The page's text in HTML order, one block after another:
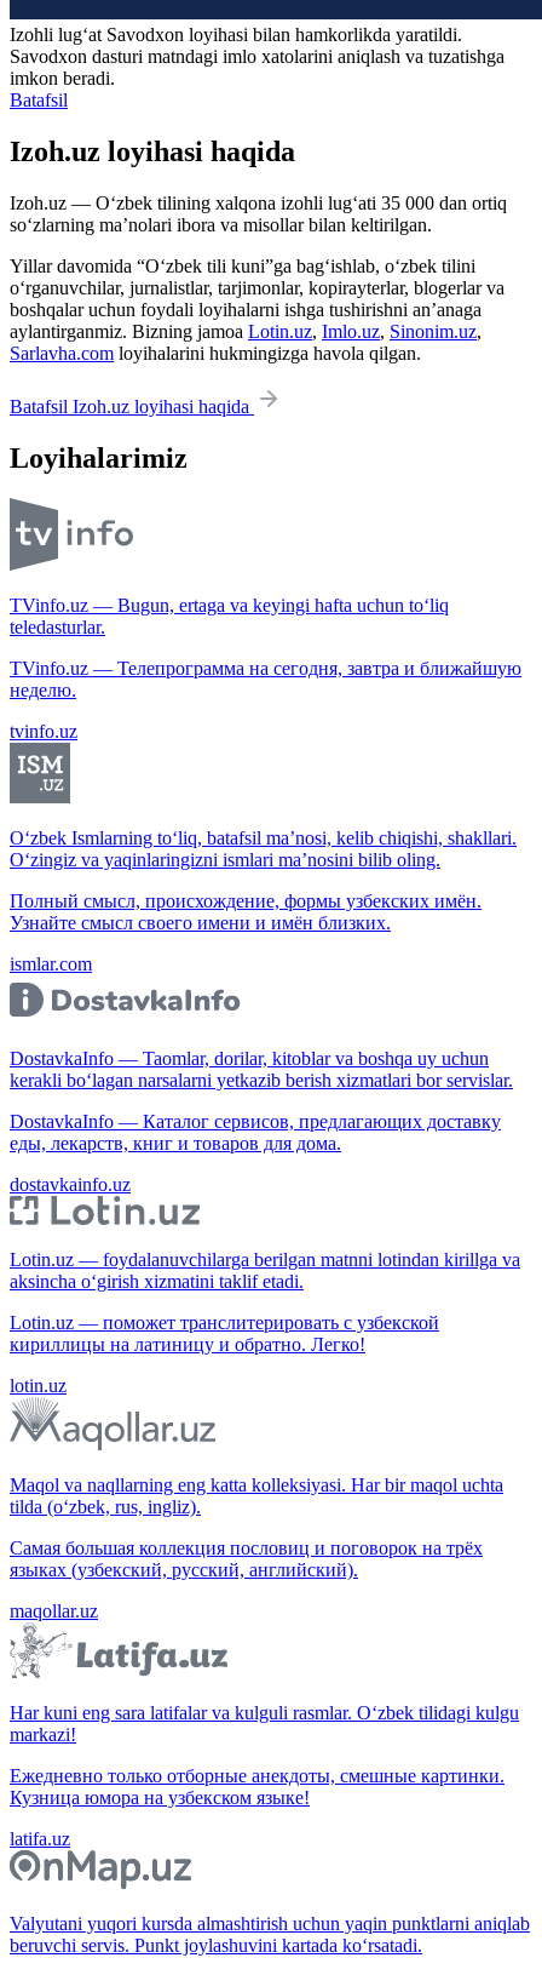
Izohli lugʻat Savodxon loyihasi bilan hamkorlikda yaratildi.
Savodxon dasturi matndagi imlo xatolarini aniqlash va tuzatishga
imkon beradi.
Batafsil
Izoh.uz loyihasi haqida
Izoh.uz — O‘zbek tilining xalqona izohli lug‘ati 35 000 dan ortiq
so‘zlarning ma’nolari ibora va misollar bilan keltirilgan.
Yillar davomida “O‘zbek tili kuni”ga bag‘ishlab, o‘zbek tilini
o‘rganuvchilar, jurnalistlar, tarjimonlar, kopirayterlar, blogerlar va
boshqalar uchun foydali loyihalarni ishga tushirishni an’anaga
aylantirganmiz. Bizning jamoa Lotin.uz, Imlo.uz, Sinonim.uz,
Sarlavha.com loyihalarini hukmingizga havola qilgan.
Batafsil Izoh.uz loyihasi haqida
Loyihalarimiz
TVinfo.uz — Bugun, ertaga va keyingi hafta uchun to‘liq
teledasturlar.
TVinfo.uz — Телепрограмма на сегодня, завтра и ближайшую
неделю.
tvinfo.uz
O‘zbek Ismlarning to‘liq, batafsil ma’nosi, kelib chiqishi, shakllari.
O‘zingiz va yaqinlaringizni ismlari ma’nosini bilib oling.
Полный смысл, происхождение, формы узбекских имён.
Узнайте смысл своего имени и имён близких.
ismlar.com
DostavkaInfo — Taomlar, dorilar, kitoblar va boshqa uy uchun
kerakli bo‘lagan narsalarni yetkazib berish xizmatlari bor servislar.
DostavkaInfo — Каталог сервисов, предлагающих доставку
еды, лекарств, книг и товаров для дома.
dostavkainfo.uz
Lotin.uz — foydalanuvchilarga berilgan matnni lotindan kirillga va
aksincha o‘girish xizmatini taklif etadi.
Lotin.uz — поможет транслитерировать с узбекской
кириллицы на латиницу и обратно. Легко!
lotin.uz
Maqol va naqllarning eng katta kolleksiyasi. Har bir maqol uchta
tilda (o‘zbek, rus, ingliz).
Самая большая коллекция пословиц и поговорок на трёх
языках (узбекский, русский, английский).
maqollar.uz
Har kuni eng sara latifalar va kulguli rasmlar. O‘zbek tilidagi kulgu
markazi!
Ежедневно только отборные анекдоты, смешные картинки.
Кузница юмора на узбекском языке!
latifa.uz
Valyutani yuqori kursda almashtirish uchun yaqin punktlarni aniqlab
beruvchi servis. Punkt joylashuvini kartada ko‘rsatadi.